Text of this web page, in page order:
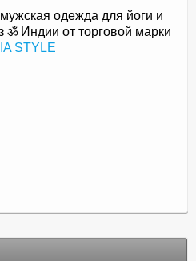
одежда для йоги и
ॐ Индии от торговой марки
STYLE